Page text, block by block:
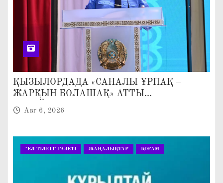
ҚЫЗЫЛОРДАДА «САНАЛЫ ҰРПАҚ –
ЖАРҚЫН БОЛАШАҚ» АТТЫ
КЕҢЕЙТІЛГЕН МӘЖІЛІС ӨТТІ
Авг 6, 2026
"ЕЛ ТІЛЕГІ" ГАЗЕТІ ЖАҢАЛЫҚТАР ҚОҒАМ